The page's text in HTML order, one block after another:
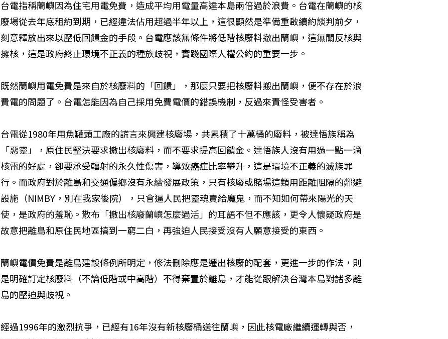
台電指稱蘭嶼因為住宅用電免費，造成平均用電量高達本島兩倍過於浪費。台電在蘭嶼的核
廢場從去年底租約到期，已經違法佔用超過半年以上，這很顯然是準備重啟續約談判前夕，
刻意釋放出來以壓低回饋金的手段。台電應該無條件將低階核廢料撤出蘭嶼，這無關反核與
擁核，這是政府終止環境不正義的種族歧視，實踐國際人權公約的重要一步。
既然蘭嶼用電免費是來自於核廢料的「回饋」，那麼只要把核廢料搬出蘭嶼，便不存在於浪
費電的問題了。台電怎能因為自己採用免費電價的錯誤機制，反過來責怪受害者。
台電從1980年用魚罐頭工廠的謊言來興建核廢場，共累積了十萬桶的廢料，被達悟族稱為
「惡靈」，原住民堅決要求撤出核廢料，而不要求提高回饋金。達悟族人沒有用過一點一滴
核電的好處，卻要承受輻射的永久性傷害，導致癌症比率攀升，這是環境不正義的滅族罪
行。而政府對於離島和交通偏鄉沒有永續發展政策，只有核廢或賭場這類用距離阻隔的鄰避
設施（NIMBY，別在我家後院），只會逼人民把靈魂賣給魔鬼，而不知如何帶來陽光的天
使，是政府的羞恥。散布「撤出核廢蘭嶼怎麼過活」的耳語不但不應該，更令人懷疑政府是
故意把離島和原住民地區搞到一窮二白，再強迫人民接受沒有人願意接受的東西。
蘭嶼電價免費是離島建設條例所明定，修法刪除應是遷出核廢的配套，更進一步的作法，則
是明確訂定核廢料（不論低階或中高階）不得棄置於離島，才能從跟解決台灣本島對諸多離
島的壓迫與歧視。
經過1996年的激烈抗爭，已經有16年沒有新核廢桶送往蘭嶼，因此核電廠繼續運轉與否，